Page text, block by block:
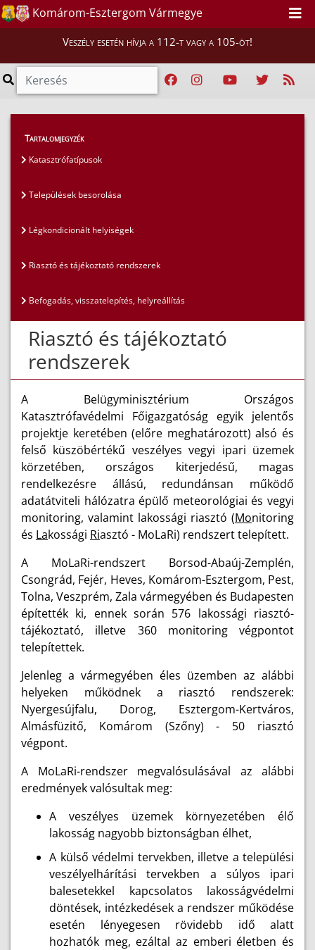
Komárom-Esztergom Vármegye
Veszély esetén hívja a 112-t vagy a 105-öt!
Lakosság >
Riasztó és tájékoztató rendszerek
Tartalomjegyzék
Katasztrófatípusok
Települések besorolása
Légkondicionált helyiségek
Riasztó és tájékoztató rendszerek
Befogadás, visszatelepítés, helyreállítás
Riasztó és tájékoztató
rendszerek
A Belügyminisztérium Országos
Katasztrófavédelmi Főigazgatóság egyik jelentős
projektje keretében (előre meghatározott) alsó és
felső küszöbértékű veszélyes vegyi ipari üzemek
körzetében, országos kiterjedésű, magas
rendelkezésre állású, redundánsan működő
adatátviteli hálózatra épülő meteorológiai és vegyi
monitoring, valamint lakossági riasztó (Monitoring
és Lakossági Riasztó - MoLaRi) rendszert telepített.
A MoLaRi-rendszert Borsod-Abaúj-Zemplén,
Csongrád, Fejér, Heves, Komárom-Esztergom, Pest,
Tolna, Veszprém, Zala vármegyében és Budapesten
építették ki, ennek során 576 lakossági riasztó-
tájékoztató, illetve 360 monitoring végpontot
telepítettek.
Jelenleg a vármegyében éles üzemben az alábbi
helyeken működnek a riasztó rendszerek:
Nyergesújfalu, Dorog, Esztergom-Kertváros,
Almásfüzitő, Komárom (Szőny) - 50 riasztó
végpont.
A MoLaRi-rendszer megvalósulásával az alábbi
eredmények valósultak meg:
A veszélyes üzemek környezetében élő
lakosság nagyobb biztonságban élhet,
A külső védelmi tervekben, illetve a települési
veszélyelhárítási tervekben a súlyos ipari
balesetekkel kapcsolatos lakosságvédelmi
döntések, intézkedések a rendszer működése
esetén lényegesen rövidebb idő alatt
hozhatók meg, ezáltal az emberi életben és